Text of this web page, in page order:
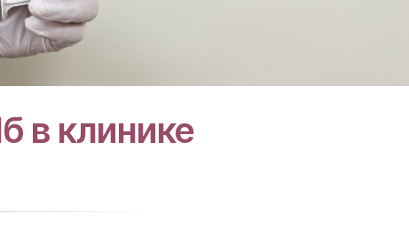
в клинике